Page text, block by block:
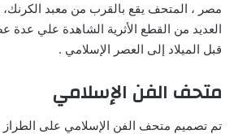
مصر ، المتحف يقع بالقرب من معبد
العديد من القطع الأثرية الشاهدة علي عدة
قبل الميلاد إلى العصر الإسلامي .
متحف الفن الإسلامي
تم تصميم متحف الفن الإسلامي على الطراز